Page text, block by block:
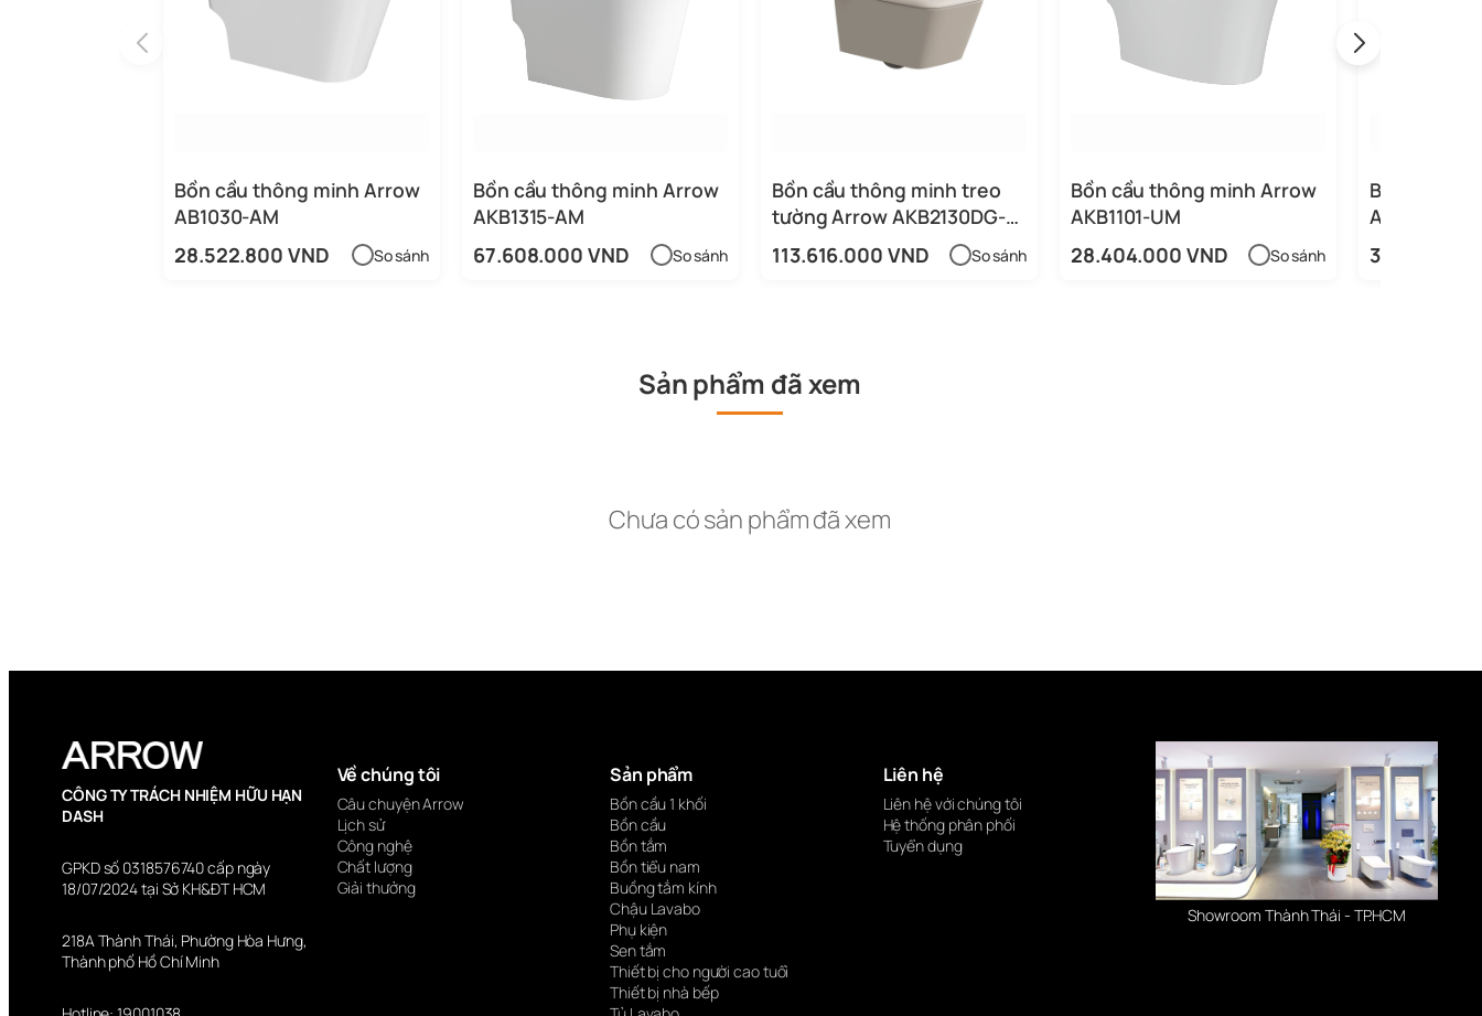
Bồn cầu thông minh Arrow
AB1030-AM
28.522.800 VND
So sánh
Bồn cầu thông minh Arrow
AKB1315-AM
67.608.000 VND
So sánh
Bồn cầu thông minh treo
tường Arrow AKB2130DG-
2H/AKB2130H
113.616.000 VND So sánh
Bồn cầu thông minh Arrow
AKB1101-UM
28.404.000 VND
So sánh
Bồn cầu
AKB1106-SM
34.527.600
Sản phẩm đã xem
Chưa có sản phẩm đã xem
CÔNG TY TRÁCH NHIỆM HỮU HẠN
DASH
GPKD số 0318576740 cấp ngày
18/07/2024 tại Sở KH&ĐT HCM
218A Thành Thái, Phường Hòa Hưng,
Thành phố Hồ Chí Minh
Về chúng tôi
Câu chuyện Arrow
Lịch sử
Công nghệ
Chất lượng
Giải thưởng
Sản phẩm
Bồn cầu 1 khối
Bồn cầu
Bồn tắm
Bồn tiểu nam
Buồng tắm kính
Chậu Lavabo
Phụ kiện
Sen tắm
Thiết bị cho người cao tuổi
Thiết bị nhà bếp
Liên hệ
Liên hệ với chúng tôi
Hệ thống phân phối
Tuyển dụng
Showroom Thành Thái - TP.HCM